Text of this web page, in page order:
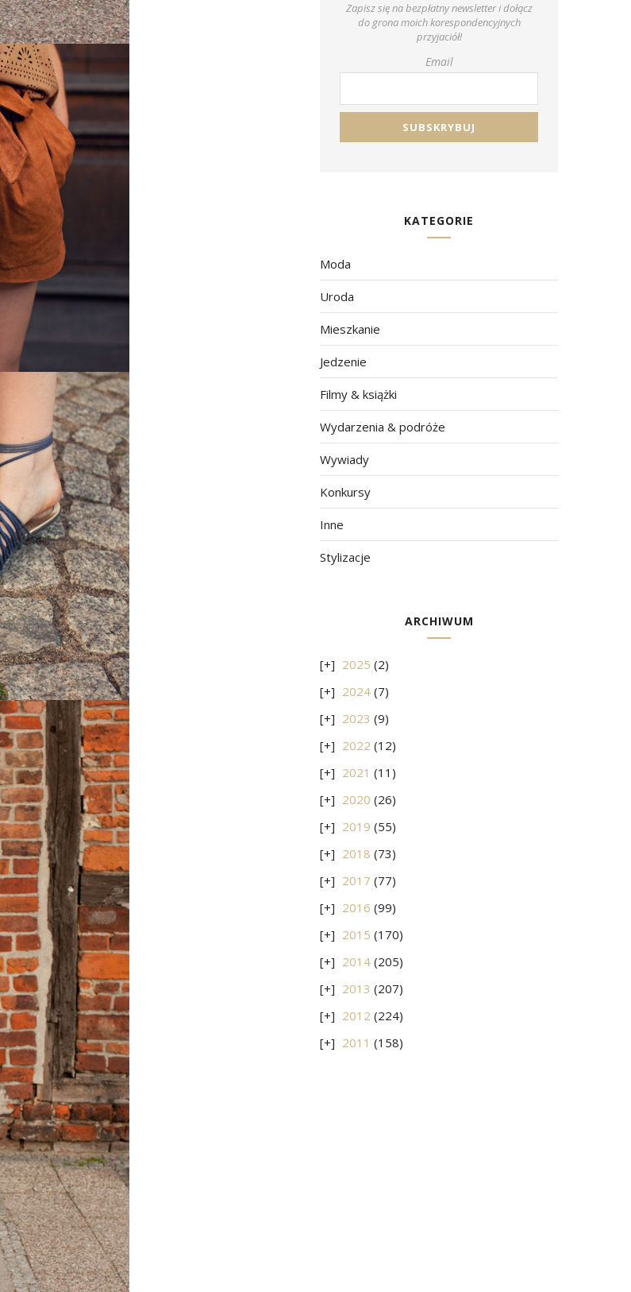
Zapisz się na bezpłatny newsletter i dołącz
do grona moich korespondencyjnych
przyjaciół!
Email
KATEGORIE
Moda
Uroda
Mieszkanie
Jedzenie
Filmy & książki
Wydarzenia & podróże
Wywiady
Konkursy
Inne
Stylizacje
ARCHIWUM
2025 (2)
2024 (7)
2023 (9)
2022 (12)
2021 (11)
2020 (26)
2019 (55)
2018 (73)
2017 (77)
2016 (99)
2015 (170)
2014 (205)
2013 (207)
2012 (224)
2011 (158)